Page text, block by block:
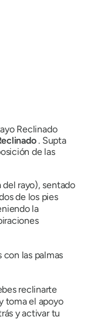
Reclinado
. Supta
de las
rayo), sentado
de los pies
la
con las palmas
reclinarte
toma el apoyo
y activar tu